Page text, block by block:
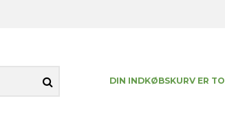
DIN INDKØBSKURV ER